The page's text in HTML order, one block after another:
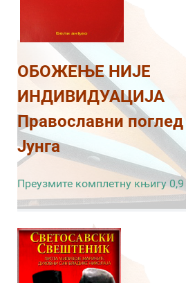
ОБОЖЕЊЕ НИЈЕ
ИНДИВИДУАЦИЈА
Православни
Јунга
Преузмите комплетну књигу 0,9